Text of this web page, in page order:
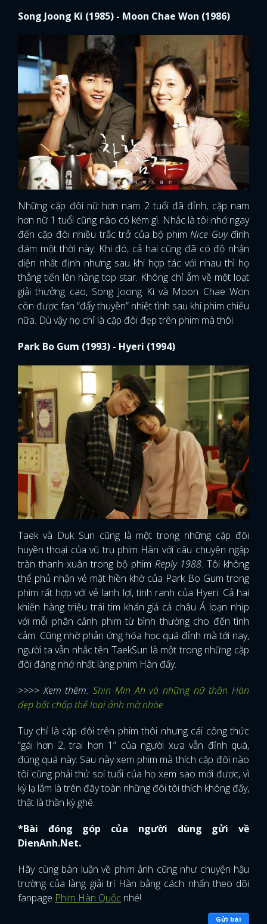
Song Joong Ki (1985) - Moon Chae Won (1986)
Những cặp đôi nữ hơn nam 2 tuổi đã đỉnh, cặp nam
hơn nữ 1 tuổi cũng nào có kém gì. Nhắc là tôi nhớ ngay
đến cặp đôi nhiều trắc trở của bộ phimNice Guyđình
đám một thời này. Khi đó, cả hai cũng đã có độ nhận
diện nhất định nhưng sau khi hợp tác với nhau thì họ
thẳng tiến lên hàng top star. Không chỉ ẵm về một loạt
giải thưởng cao, Song Joong Ki và Moon Chae Won
còn được fan “đẩy thuyền” nhiệt tình sau khi phim chiếu
nữa. Dù vậy họ chỉ là cặp đôi đẹp trên phim mà thôi.
Park Bo Gum (1993) - Hyeri (1994)
Taek và Duk Sun cũng là một trong những cặp đôi
huyền thoại của vũ trụ phim Hàn với câu chuyện ngập
tràn thanh xuân trong bộ phim Reply 1988. Tôi không
thể phủ nhận vẻ mặt hiền khờ của Park Bo Gum trong
phim rất hợp với vẻ lanh lợi, tinh ranh của Hyeri. Cả hai
khiến hàng triệu trái tim khán giả cả châu Á loạn nhịp
với mỗi phân cảnh phim từ bình thường cho đến tình
cảm. Cũng nhờ phản ứng hóa học quá đỉnh mà tới nay,
người ta vẫn nhắc tên TaekSun là một trong những cặp
đôi đáng nhớ nhất làng phim Hàn đấy.
>>>> Xem thêm:Shin Min Ah và những nữ thần Hàn
đẹp bất chấp thể loại ảnh mờ nhòe
Tuy chỉ là cặp đôi trên phim thôi nhưng cái công thức
“gái hơn 2, trai hơn 1” của người xưa vẫn đỉnh quá,
đúng quá này. Sau này xem phim mà thích cặp đôi nào
tôi cũng phải thử soi tuổi của họ xem sao mới được, vì
kỳ lạ lắm là trên đây toàn những đôi tôi thích không đấy,
thật là thần kỳ ghê.
*Bài đóng góp của người dùng gửi về
DienAnh.Net.
Hãy cùng bàn luận về phim ảnh cũng như chuyện hậu
trường của làng giải trí Hàn bằng cách nhấn theo dõi
fanpage Phim Hàn Quốc nhé!
Gửi bài